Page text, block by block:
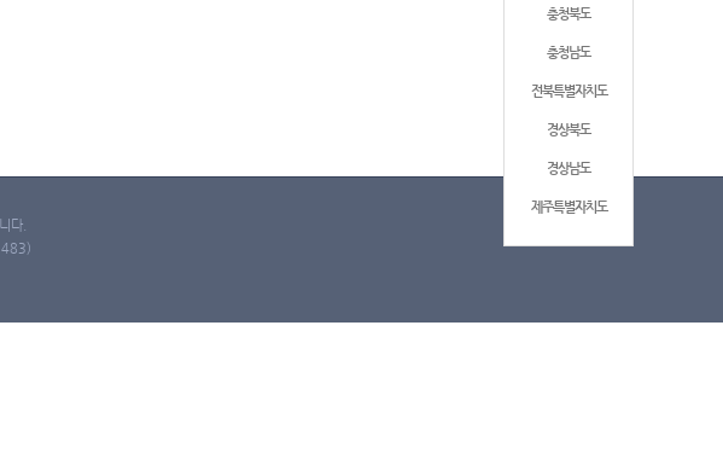
충청북도
충청남도
전북특별자치도
경상북도
경상남도
제주특별자치도
다.